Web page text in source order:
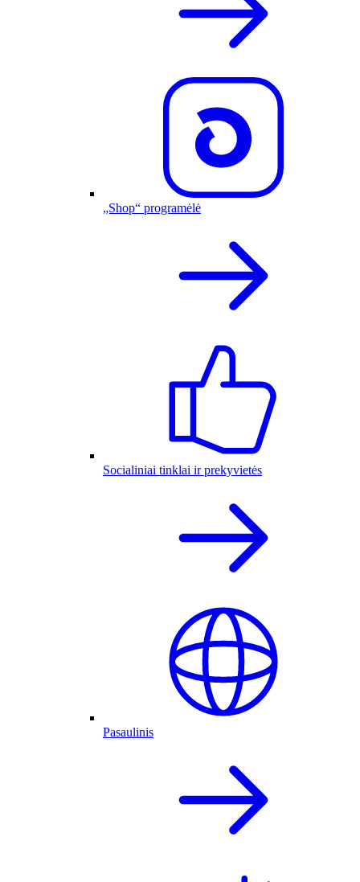
„Shop“ programėlė
Socialiniai tinklai ir prekyvietės
Pasaulinis